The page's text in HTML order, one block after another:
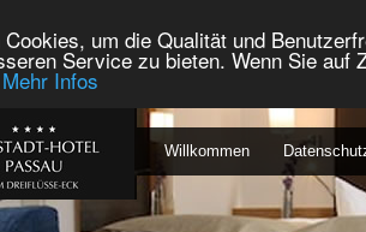
um die Qualität und
Service zu bieten. Wenn Sie
Mehr Infos
Willkommen